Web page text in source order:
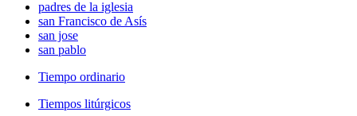
padres de la iglesia
san Francisco de Asís
san jose
san pablo
Tiempo ordinario
Tiempos litúrgicos